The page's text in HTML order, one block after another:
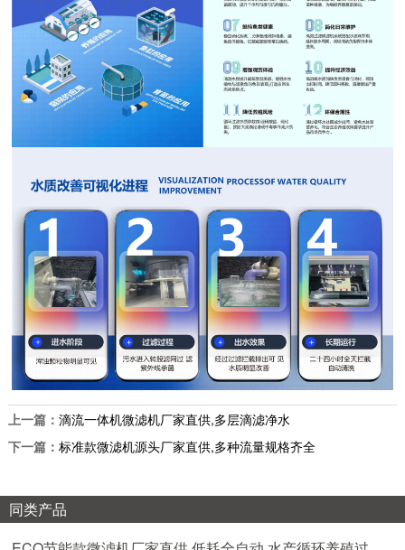
上一篇： 滴流一体机微滤机厂家直供,多层滴滤净水
下一篇： 标准款微滤机源头厂家直供,多种流量规格齐全
同类产品